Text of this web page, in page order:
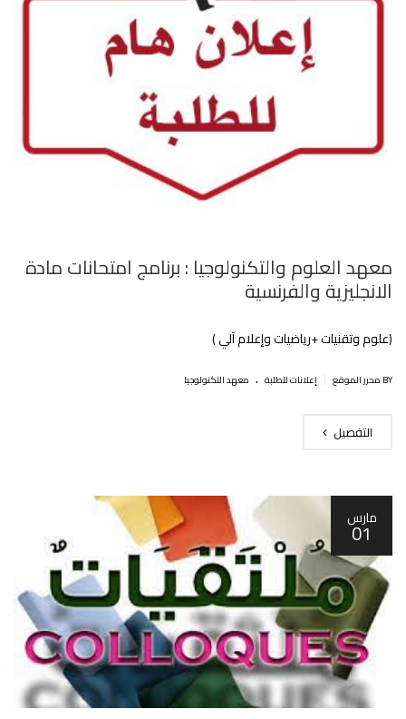
معهد العلوم والتكنولوجيا : برنامج امتحانات مادة
الانجليزية والفرنسية
(علوم وتقنيات +رياضيات وإعلام آلي )
BY محرر الموقع إعلانات للطلبة . معهد التكنولوجيا
التفصيل
مارس
01